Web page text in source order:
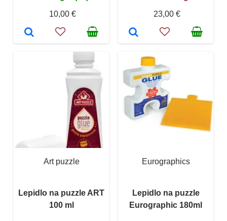
10,00 €
23,00 €
Art puzzle
Lepidlo na puzzle ART
100 ml
Eurographics
Lepidlo na puzzle
Eurographic 180ml